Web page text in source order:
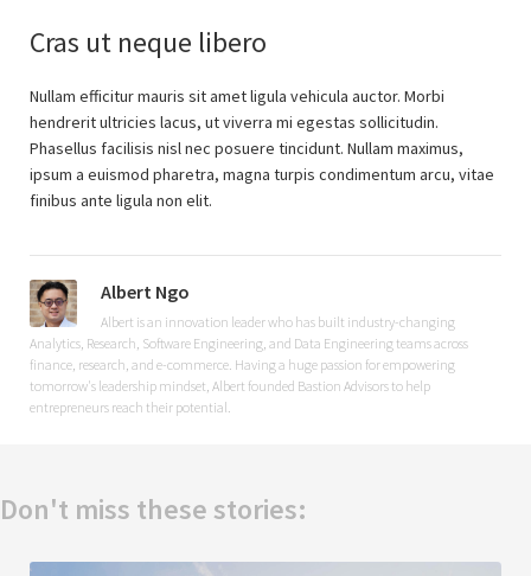
Cras ut neque libero
Nullam efficitur mauris sit amet ligula vehicula auctor. Morbi
hendrerit ultricies lacus, ut viverra mi egestas sollicitudin.
Phasellus facilisis nisl nec posuere tincidunt. Nullam maximus,
ipsum a euismod pharetra, magna turpis condimentum arcu, vitae
finibus ante ligula non elit.
Albert Ngo
Albert is an innovation leader who has built industry-changing
Analytics, Research, Software Engineering, and Data Engineering teams across
finance, research, and e-commerce. Having a huge passion for empowering
tomorrow's leadership mindset, Albert founded Bastion Advisors to help
entrepreneurs reach their potential.
Don't miss these stories: